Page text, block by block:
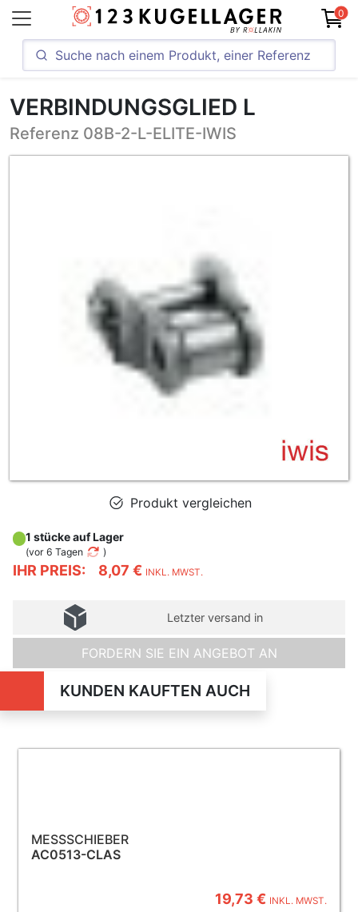
0
VERBINDUNGSGLIED L
Referenz 08B-2-L-ELITE-IWIS
Produkt vergleichen
IHR PREIS: 8,07 € INKL. MWST.
1 stücke auf Lager
(vor 6 Tagen )
Letzter versand in
FORDERN SIE EIN ANGEBOT AN
KUNDEN KAUFTEN AUCH
MESSSCHIEBER
AC0513-CLAS
19,73 € INKL. MWST.